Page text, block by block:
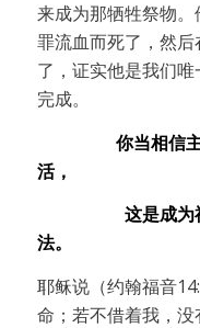
来成为那牺牲祭物
罪流血而死了，然
了，证实他是我们
完成。
你当相信主耶
活，
这是成为神的
法。
耶稣说（约翰福音
命；若不借着我，